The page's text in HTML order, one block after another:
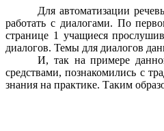
Для автоматизации
работать с диалогами. По
странице 1 учащиеся
диалогов. Темы для диалогов
И, так на примере
средствами, познакомились с
знания на практике. Таким